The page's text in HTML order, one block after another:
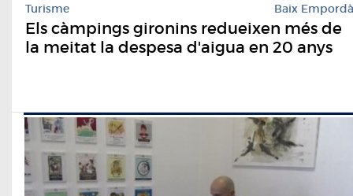
Turisme Baix Empordà
Els càmpings gironins redueixen més de
la meitat la despesa d'aigua en 20 anys